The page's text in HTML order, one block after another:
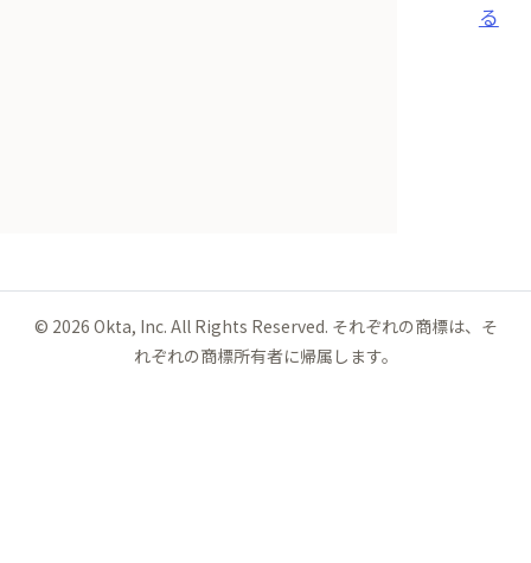
る
© 2026 Okta, Inc. All Rights Reserved. それぞれの商標は、そ
れぞれの商標所有者に帰属します。